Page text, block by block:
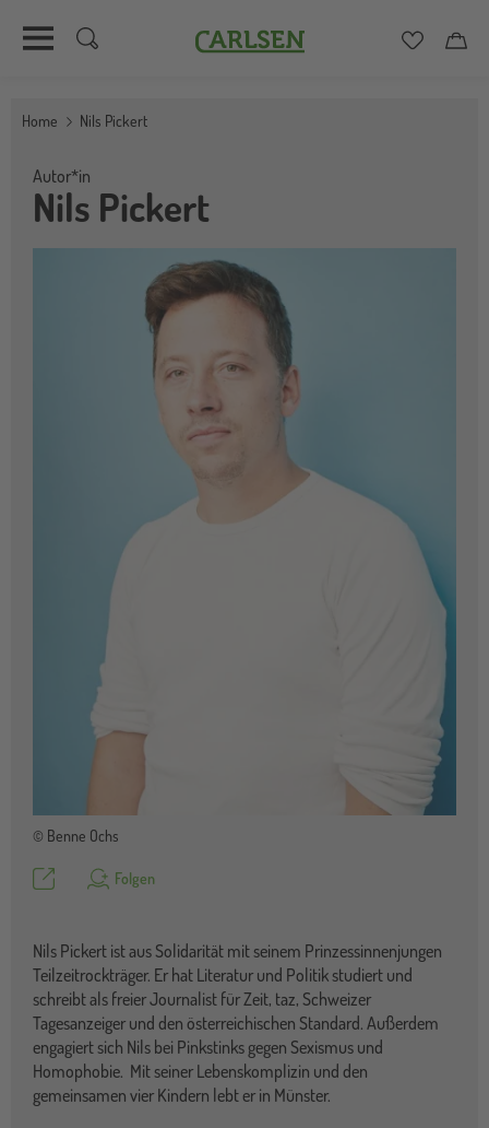
zum
Carlsen
Home Nils Pickert
Nils Pickert
Autor*in
© Benne Ochs
Teilen Folgen
Nils Pickert ist aus Solidarität mit seinem Prinzessinnenjungen
Teilzeitrockträger. Er hat Literatur und Politik studiert und
schreibt als freier Journalist für Zeit, taz, Schweizer
Tagesanzeiger und den österreichischen Standard. Außerdem
engagiert sich Nils bei Pinkstinks gegen Sexismus und
Homophobie. Mit seiner Lebenskomplizin und den
gemeinsamen vier Kindern lebt er in Münster.